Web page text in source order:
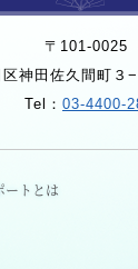
〒101-0025
神田佐久間町３
Tel： 03-4400-
ートとは